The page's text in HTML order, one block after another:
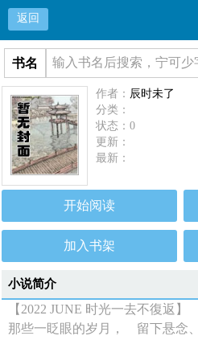
返回
书名
作者： 辰时未了
分类：
状态：0
更新：
最新：
开始阅读
加入书架
小说简介
【2022 JUNE 时光一去不復返
那些一眨眼的岁月， 留下悬念